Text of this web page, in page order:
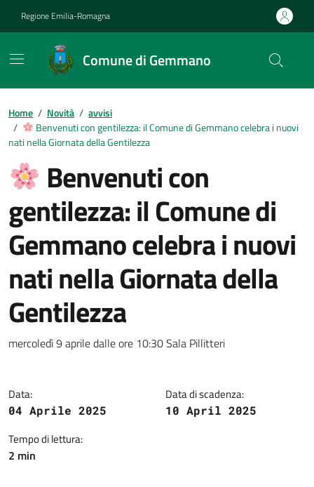
Regione Emilia-Romagna
Comune di Gemmano
Contenuti in evidenza
Home / Novità / avvisi
/
Benvenuti con gentilezza: il Comune di Gemmano celebra i nuovi
nati nella Giornata della Gentilezza
Benvenuti con
gentilezza: il Comune di
Gemmano celebra i nuovi
nati nella Giornata della
Gentilezza
Dettagli della notizia
mercoledì 9 aprile dalle ore 10:30 Sala Pillitteri
Data:
04 Aprile 2025
Data di scadenza:
10 April 2025
Tempo di lettura:
2 min